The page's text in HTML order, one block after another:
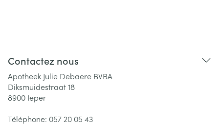
Contactez nous
Apotheek Julie Debaere BVBA
Diksmuidestraat 18
8900 Ieper
Téléphone: 057 20 05 43